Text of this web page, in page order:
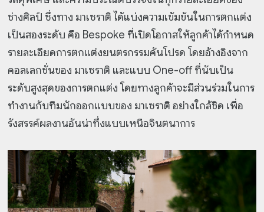
ช่างศิลป์ ซึ่งทาง มาเซราติ ได้แบ่งความเข้มข้นในการตกแต่ง
เป็นสองระดับ คือ Bespoke ที่เปิดโอกาสให้ลูกค้าได้กำหนด
รายละเอียดการตกแต่งยนตรกรรมคันโปรด โดยอ้างอิงจาก
คอลเลกชั่นของ มาเซราติ และแบบ One-off ที่นับเป็น
ระดับสูงสุดของการตกแต่ง โดยทางลูกค้าจะมีส่วนร่วมในการ
ทำงานกับทีมนักออกแบบของ มาเซราติ อย่างใกล้ชิด เพื่อ
รังสรรค์ผลงานอันน่าทึ่งแบบเหนือจินตนาการ